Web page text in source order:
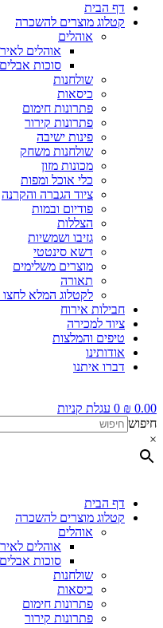
דף הבית
קטלוג מוצרים להשכרה
אוהלים
אוהלים
סוכות אבלים
שולחנות
כיסאות
פתרונות חימום
פתרונות קירור
פינות ישיבה
שולחנות משחק
מכונות מזון
כלי אוכל ומפות
ציוד הגברה והקרנה
פודיום ובמות
הצללות
גזיבו ושמשיות
דשא סינטטי
מוצרים משלימים
תאורה
לקטלוג המלא לחצו
חבילות אירוח
ציוד למכירה
טיפים והמלצות
אודותינו
דברו איתנו
₪ 0.00
0 עגלת קניות
חיפוש
×
דף הבית
קטלוג מוצרים להשכרה
אוהלים
אוהלים
סוכות אבלים
שולחנות
כיסאות
פתרונות חימום
פתרונות קירור